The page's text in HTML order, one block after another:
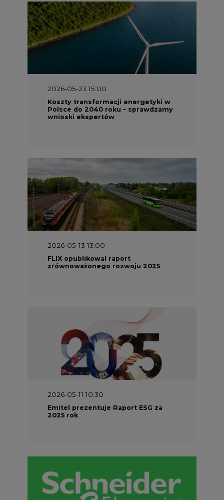
2026-05-23 15:00
Koszty transformacji energetyki w
Polsce do 2040 roku – sprawdzamy
wnioski ekspertów
2026-05-13 13:00
FLIX opublikował raport
zrównoważonego rozwoju 2025
2026-05-11 10:30
Emitel prezentuje Raport ESG za
2025 rok